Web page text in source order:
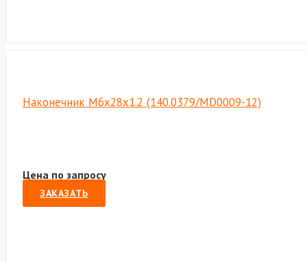
Наконечник M6х28х1.2 (140.0379/MD0009-12)
Цена по запросу
ЗАКАЗАТЬ